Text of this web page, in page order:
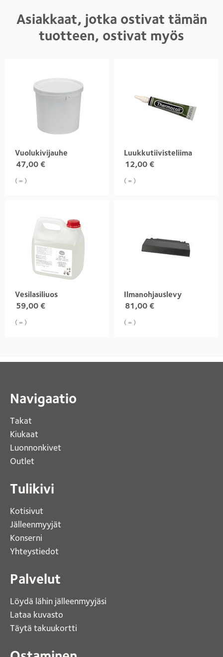
Asiakkaat, jotka ostivat tämän
tuotteen, ostivat myös
Vuolukivijauhe
47,00 €
( = )
Luukkutiivisteliima
12,00 €
( = )
Vesilasiliuos
59,00 €
( = )
Ilmanohjauslevy
81,00 €
( = )
Navigaatio
Takat
Kiukaat
Luonnonkivet
Outlet
Tulikivi
Kotisivut
Jälleenmyyjät
Konserni
Yhteystiedot
Palvelut
Löydä lähin jälleenmyyjäsi
Lataa kuvasto
Täytä takuukortti